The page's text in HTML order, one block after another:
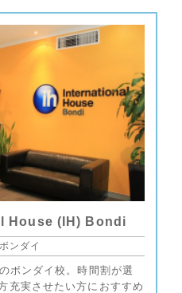
House (IH) Bondi
ンダイ
ボンダイ校。時間割が選
充実させたい方におすすめ